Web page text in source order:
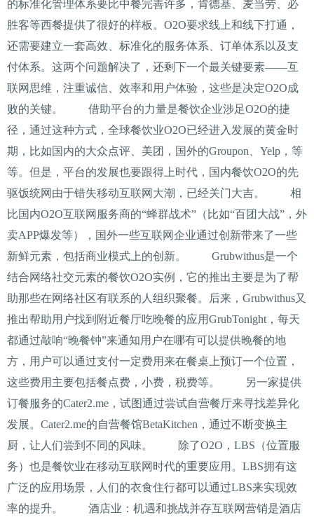
的标准化管理体系要比中餐完善许多，肯德基、麦当劳、必
胜客等西餐提供了很好的样板。O2O要求线上和线下打通，
还需要建立一套高效、标准化的服务体系、订单体系以及支
付体系。这两个问题解决了，还剩下一个最关键要素——互
联网思维，注重诚信、效率和用户体验，这些是决定O2O成
败的关键。 借助平台的力量是餐饮企业涉足O2O的捷
径，通过这种方式，全球餐饮业O2O已经进入发展的黄金时
期，比如国内的大众点评、美团，国外的Groupon、Yelp，等
等。但是，平台的发展也要跟得上时代，国内餐饮O2O的先
驱饭统网由于错失移动互联网大潮，已经关门大吉。 相
比国内O2O互联网服务商的“蜂群战术”（比如“百团大战”，外
卖APP爆发等），国外一些互联网企业通过创新带来了一些
新鲜元素，包括商业模式上的创新。 Grubwithus是一个
结合网络社交元素的餐饮O2O实例，它的推出主要是为了帮
助那些在网络社区有联系的人组织聚餐。后来，Grubwithus又
推出帮助用户找到附近餐厅吃晚餐的应用GrubTonight，每天
都通过敲响“晚餐钟”来通知用户在哪有可以提供晚餐的地
方，用户可以通过支付一定费用来在餐桌上预订一个位置，
这些费用主要包括餐点费，小费，税费等。 另一家提供
订餐服务的Cater2.me，试图通过尝试自营餐厅来寻找差异化
发展。Cater2.me的自营餐馆BetaKitchen，通过不断变换主
厨，让人们尝到不同的风味。 除了O2O，LBS（位置服
务）也是餐饮业在移动互联网时代的重要应用。LBS拥有这
广泛的应用场景，人们的衣食住行都可以通过LBS来实现效
率的提升。 酒店业：机遇和挑战并存互联网营销是酒店